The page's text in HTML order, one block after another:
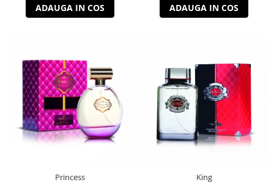
ADAUGA IN COS ADAUGA IN COS
Princess King